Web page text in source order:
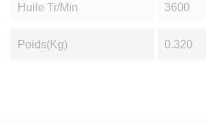
Huile Tr/min 3600
Poids(Kg) 0.320